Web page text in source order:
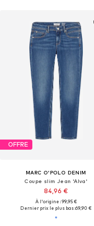
OFFRE
MARC O'POLO DENIM
Coupe slim Jean 'Alva'
84,96 €
À l'origine : 99,95 €
Dernier prix le plus bas :69,90 €